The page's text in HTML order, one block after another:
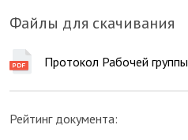
Файлы для скачивания
Протокол Рабочей группы
Рейтинг документа: